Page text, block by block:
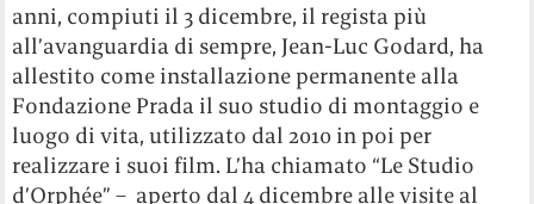
anni, compiuti il 3 dicembre, il regista più
all’avanguardia di sempre, Jean-Luc Godard, ha
allestito come installazione permanente alla
Fondazione Prada il suo studio di montaggio e
luogo di vita, utilizzato dal 2010 in poi per
realizzare i suoi film. L’ha chiamato “Le Studio
d’Orphée” – aperto dal 4 dicembre alle visite al